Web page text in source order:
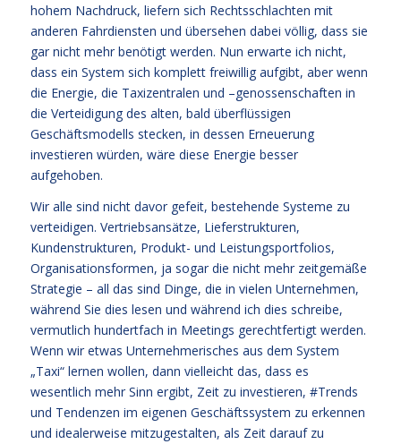
hohem Nachdruck, liefern sich Rechtsschlachten mit
anderen Fahrdiensten und übersehen dabei völlig, dass sie
gar nicht mehr benötigt werden. Nun erwarte ich nicht,
dass ein System sich komplett freiwillig aufgibt, aber wenn
die Energie, die Taxizentralen und –genossenschaften in
die Verteidigung des alten, bald überflüssigen
Geschäftsmodells stecken, in dessen Erneuerung
investieren würden, wäre diese Energie besser
aufgehoben.
Wir alle sind nicht davor gefeit, bestehende Systeme zu
verteidigen. Vertriebsansätze, Lieferstrukturen,
Kundenstrukturen, Produkt- und Leistungsportfolios,
Organisationsformen, ja sogar die nicht mehr zeitgemäße
Strategie – all das sind Dinge, die in vielen Unternehmen,
während Sie dies lesen und während ich dies schreibe,
vermutlich hundertfach in Meetings gerechtfertigt werden.
Wenn wir etwas Unternehmerisches aus dem System
„Taxi“ lernen wollen, dann vielleicht das, dass es
wesentlich mehr Sinn ergibt, Zeit zu investieren, #Trends
und Tendenzen im eigenen Geschäftssystem zu erkennen
und idealerweise mitzugestalten, als Zeit darauf zu